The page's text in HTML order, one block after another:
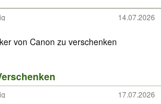
14.07.2026
von Canon zu verschenken
17.07.2026